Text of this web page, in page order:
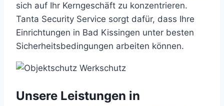
sich auf Ihr Kerngeschäft zu konzentrieren.
Tanta Security Service sorgt dafür, dass Ihre
Einrichtungen in Bad Kissingen unter besten
Sicherheitsbedingungen arbeiten können.
Unsere Leistungen in